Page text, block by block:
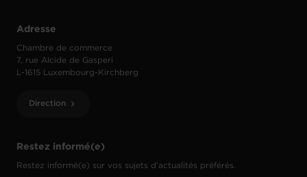
Restez informé(e)
Restez informé(e) sur vos sujets d’actualités préférés.
Adresse
Chambre de commerce
7, rue Alcide de Gasperi
L-1615 Luxembourg-Kirchberg
Direction